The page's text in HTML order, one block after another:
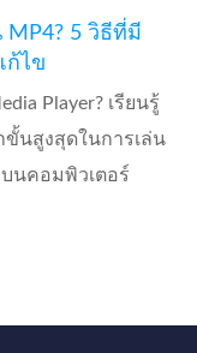
MP4? 5 วิธีที่มี
ก้ไข
Player? เรียนรู้
ขั้นสูงสุดในการเล่น
บนคอมพิวเตอร์